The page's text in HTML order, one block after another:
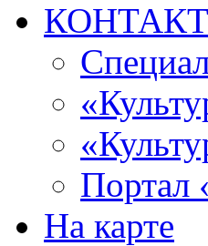
Портал
На карте